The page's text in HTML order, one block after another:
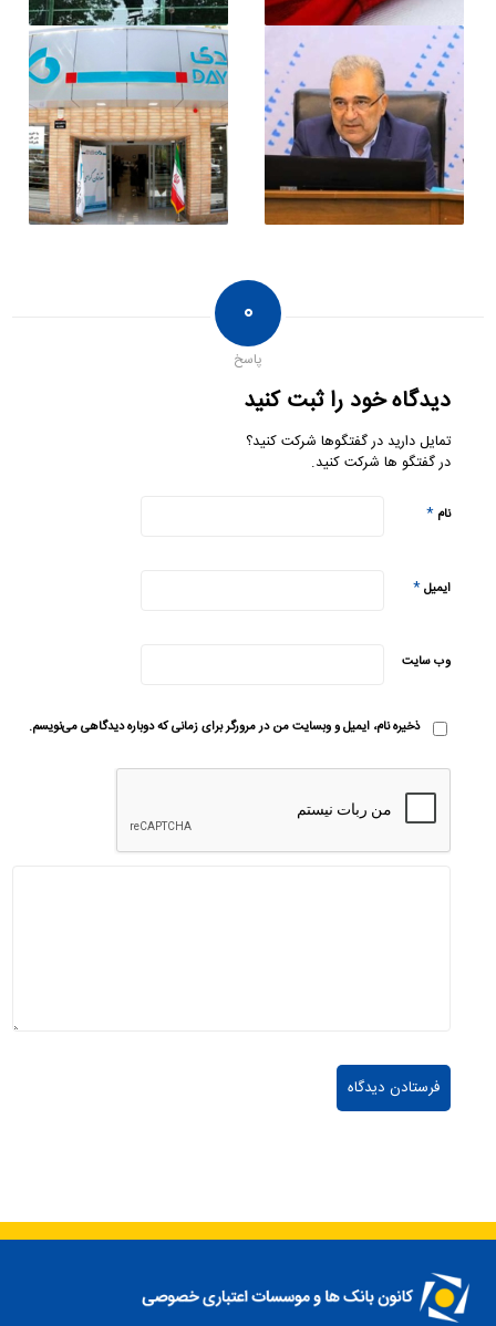
۰
پاسخ
دیدگاه خود را ثبت کنید
تمایل دارید در گفتگوها شرکت کنید؟
در گفتگو ها شرکت کنید.
نام*
ایمیل*
وب‌ سایت
ذخیره نام، ایمیل و وبسایت من در مرورگر برای زمانی که دوباره دیدگاهی می‌نویسم.